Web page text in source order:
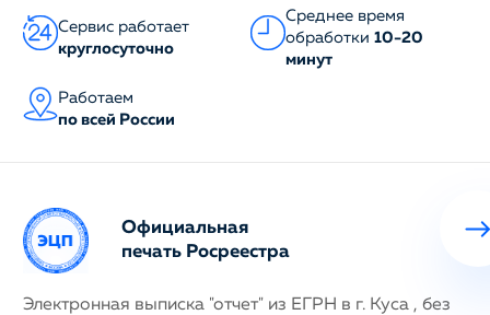
Сервис работает
круглосуточно
Среднее время
обработки 10-20
минут
Работаем
по всей России
Официальная
печать Росреестра
Электронная выписка "отчет" из ЕГРН в г. Куса , без